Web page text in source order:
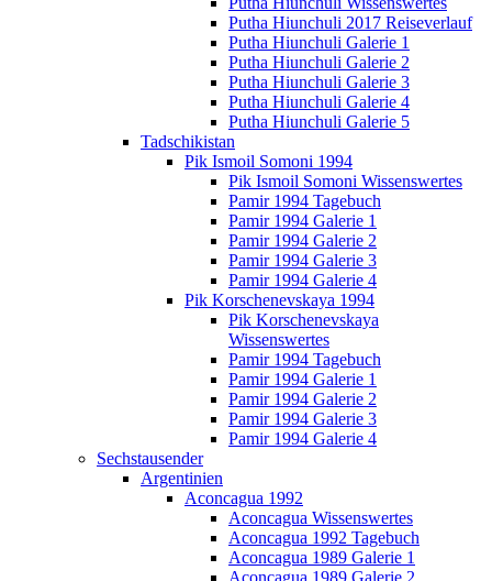
Putha Hiunchuli 2017 Reiseverlauf
Putha Hiunchuli Galerie 1
Putha Hiunchuli Galerie 2
Putha Hiunchuli Galerie 3
Putha Hiunchuli Galerie 4
Putha Hiunchuli Galerie 5
Tadschikistan
Pik Ismoil Somoni 1994
Pik Ismoil Somoni Wissenswertes
Pamir 1994 Tagebuch
Pamir 1994 Galerie 1
Pamir 1994 Galerie 2
Pamir 1994 Galerie 3
Pamir 1994 Galerie 4
Pik Korschenevskaya 1994
Pik Korschenevskaya
Wissenswertes
Pamir 1994 Tagebuch
Pamir 1994 Galerie 1
Pamir 1994 Galerie 2
Pamir 1994 Galerie 3
Pamir 1994 Galerie 4
Sechstausender
Argentinien
Aconcagua 1992
Aconcagua Wissenswertes
Aconcagua 1992 Tagebuch
Aconcagua 1989 Galerie 1